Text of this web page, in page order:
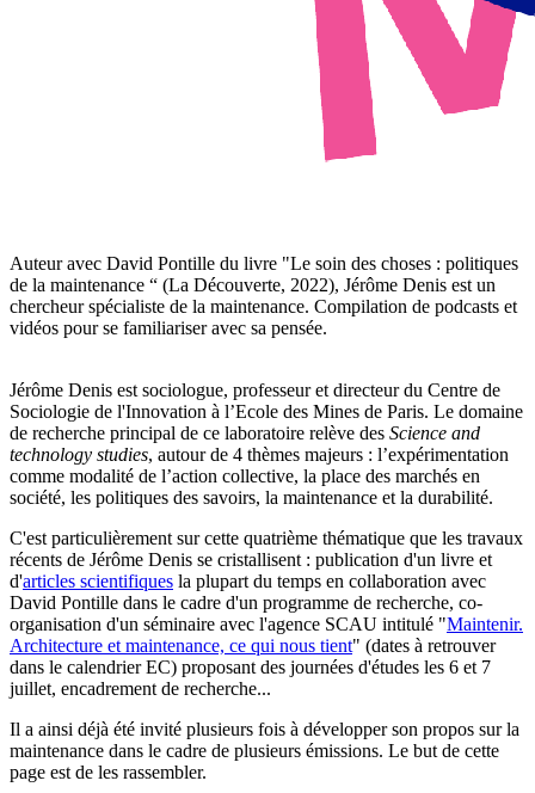
Auteur avec David Pontille du livre "Le soin des choses : politiques
de la maintenance “ (La Découverte, 2022), Jérôme Denis est un
chercheur spécialiste de la maintenance. Compilation de podcasts et
vidéos pour se familiariser avec sa pensée.
Jérôme Denis est sociologue, professeur et directeur du Centre de
Sociologie de l'Innovation à l’Ecole des Mines de Paris. Le domaine
de recherche principal de ce laboratoire relève des Science and
technology studies, autour de 4 thèmes majeurs : l’expérimentation
comme modalité de l’action collective, la place des marchés en
société, les politiques des savoirs, la maintenance et la durabilité.
C'est particulièrement sur cette quatrième thématique que les travaux
récents de Jérôme Denis se cristallisent : publication d'un livre et
d'articles scientifiques la plupart du temps en collaboration avec
David Pontille dans le cadre d'un programme de recherche, co-
organisation d'un séminaire avec l'agence SCAU intitulé "Maintenir.
Architecture et maintenance, ce qui nous tient" (dates à retrouver
dans le calendrier EC) proposant des journées d'études les 6 et 7
juillet, encadrement de recherche...
Il a ainsi déjà été invité plusieurs fois à développer son propos sur la
maintenance dans le cadre de plusieurs émissions. Le but de cette
page est de les rassembler.